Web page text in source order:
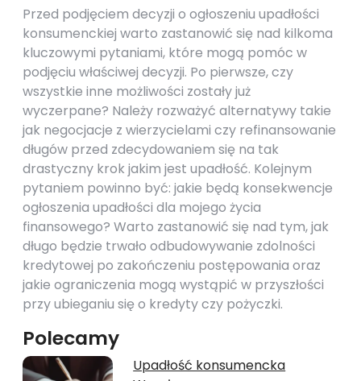
Przed podjęciem decyzji o ogłoszeniu upadłości
konsumenckiej warto zastanowić się nad kilkoma
kluczowymi pytaniami, które mogą pomóc w
podjęciu właściwej decyzji. Po pierwsze, czy
wszystkie inne możliwości zostały już
wyczerpane? Należy rozważyć alternatywy takie
jak negocjacje z wierzycielami czy refinansowanie
długów przed zdecydowaniem się na tak
drastyczny krok jakim jest upadłość. Kolejnym
pytaniem powinno być: jakie będą konsekwencje
ogłoszenia upadłości dla mojego życia
finansowego? Warto zastanowić się nad tym, jak
długo będzie trwało odbudowywanie zdolności
kredytowej po zakończeniu postępowania oraz
jakie ograniczenia mogą wystąpić w przyszłości
przy ubieganiu się o kredyty czy pożyczki.
Polecamy
Upadłość konsumencka